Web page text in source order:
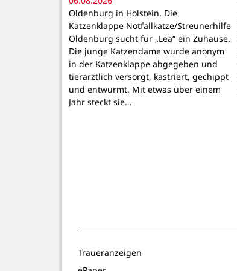
Oldenburg in Holstein. Die
Katzenklappe Notfallkatze/Streunerhilfe
Oldenburg sucht für „Lea“ ein Zuhause.
Die junge Katzendame wurde anonym
in der Katzenklappe abgegeben und
tierärztlich versorgt, kastriert, gechippt
und entwurmt. Mit etwas über einem
Jahr steckt sie…
Traueranzeigen